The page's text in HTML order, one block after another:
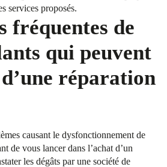
services proposés.
fréquentes de
qui peuvent
réparation
causant le dysfonctionnement de
de vous lancer dans l’achat d’un
les dégâts par une société de